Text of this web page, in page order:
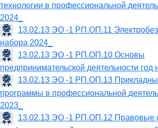
технологии в профессиональной
2024_
13.02.13 ЭО -1 РП.ОП.11
набора 2024_
13.02.13 ЭО -1 РП.ОП.10 Основы
предпринимательской деятельности год
13.02.13 ЭО -1 РП.ОП.13
программы в профессиональной
2023_
13.02.13 ЭО -1 РП.ОП.12 Правовые